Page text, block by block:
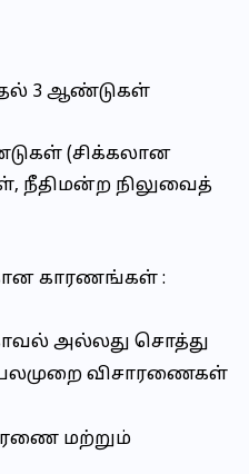
3 ஆண்டுகள்
(சிக்கலான
நீதிமன்ற நிலுவைத்
காரணங்கள் :
அல்லது சொத்து
விசாரணைகள்
மற்றும்